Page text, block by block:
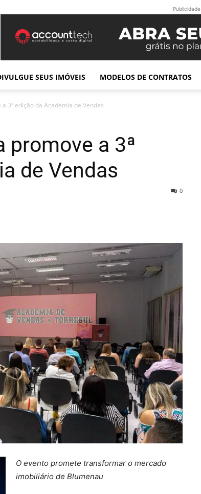
Publicidade
SEUS IMÓVEIS MODELOS DE CONTRATOS
3ª edição da Academia de Vendas
promove a 3ª
de Vendas
0
O evento promete transformar o mercado
imobiliário de Blumenau